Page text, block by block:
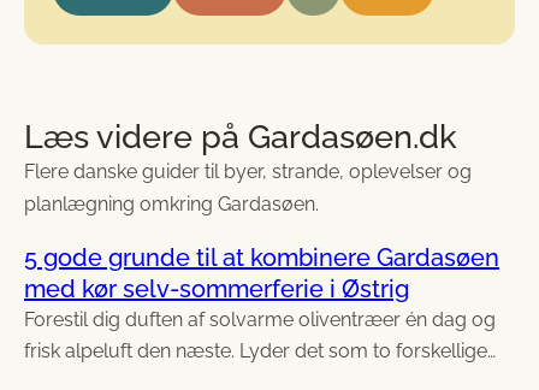
Læs videre på Gardasøen.dk
Flere danske guider til byer, strande, oplevelser og
planlægning omkring Gardasøen.
5 gode grunde til at kombinere Gardasøen
med kør selv-sommerferie i Østrig
Forestil dig duften af solvarme oliventræer én dag og
frisk alpeluft den næste. Lyder det som to forskellige…